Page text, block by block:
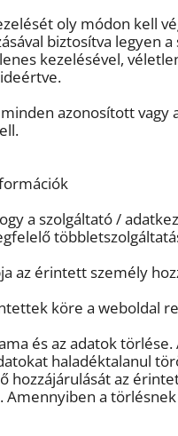
oly módon kell
biztosítva legyen
kezelésével,
azonosított
a szolgáltató /
az érintett személy
köre a weboldal
és az adatok
haladéktalanul
hozzájárulását az
a